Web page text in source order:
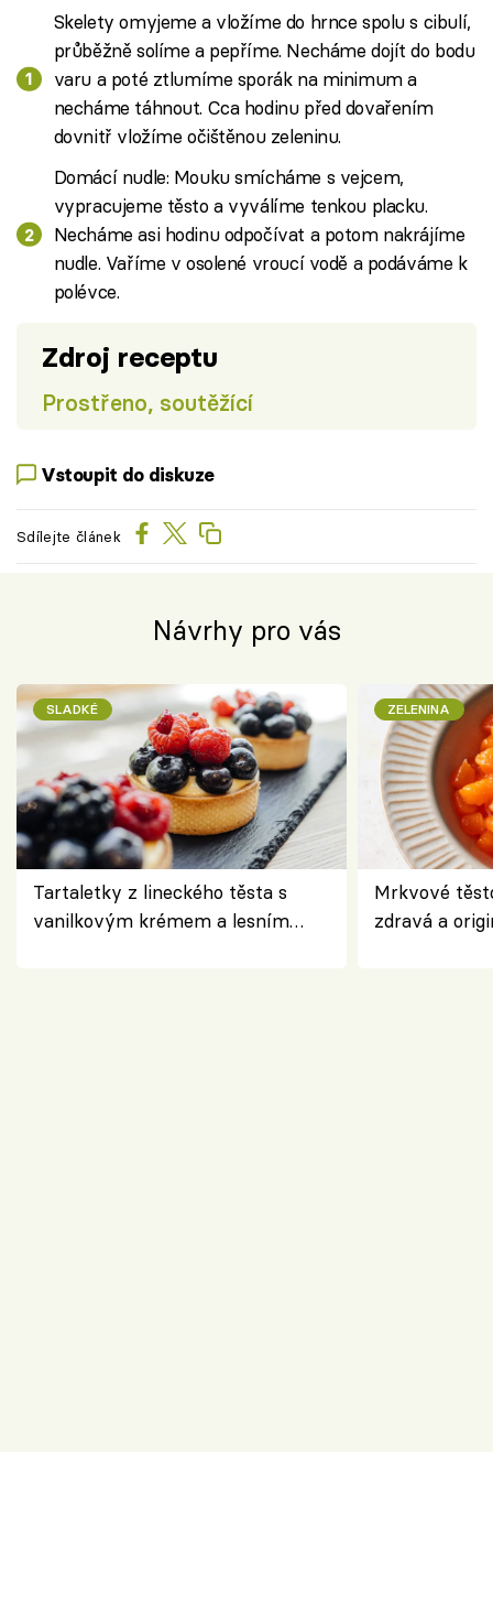
Skelety omyjeme a vložíme do hrnce spolu s cibulí,
průběžně solíme a pepříme. Necháme dojít do bodu
varu a poté ztlumíme sporák na minimum a
necháme táhnout. Cca hodinu před dovařením
dovnitř vložíme očištěnou zeleninu.
Domácí nudle: Mouku smícháme s vejcem,
vypracujeme těsto a vyválíme tenkou placku.
Necháme asi hodinu odpočívat a potom nakrájíme
nudle. Vaříme v osolené vroucí vodě a podáváme k
polévce.
Zdroj receptu
Prostřeno, soutěžící
Vstoupit do diskuze
Sdílejte článek
Návrhy pro vás
SLADKÉ
Tartaletky z lineckého těsta s
vanilkovým krémem a lesním
ZELENINA
Mrkvové
zdravá a